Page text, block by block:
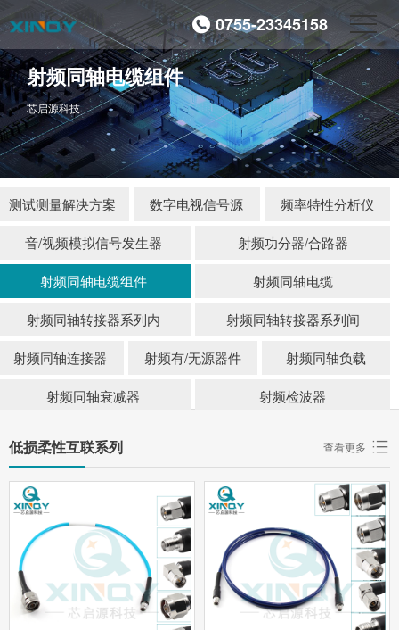
0755-23345158
射频同轴电缆组件
芯启源科技
测试测量解决方案 数字电视信号源 频率特性分析仪
音/视频模拟信号发生器 射频功分器/合路器
射频同轴电缆组件 射频同轴电缆
射频同轴转接器系列内 射频同轴转接器系列间
射频同轴连接器 射频有/无源器件 射频同轴负载
射频同轴衰减器 射频检波器
低损柔性互联系列 查看更多